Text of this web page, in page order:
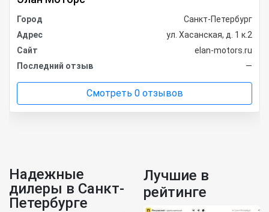
Город
Санкт-Петербург
Адрес
ул. Хасанская, д. 1 к.2
Сайт
elan-motors.ru
Последний отзыв
—
Смотреть 0 отзывов
Надежные
дилеры в Санкт-
Петербурге
Лучшие в
рейтинге